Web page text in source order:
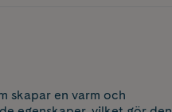
skapar en varm och